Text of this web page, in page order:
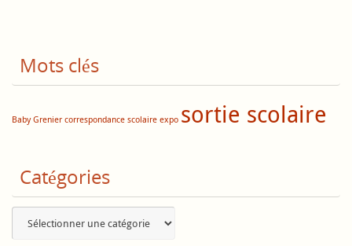
Mots clés
Baby Grenier correspondance scolaire expo sortie scolaire
Catégories